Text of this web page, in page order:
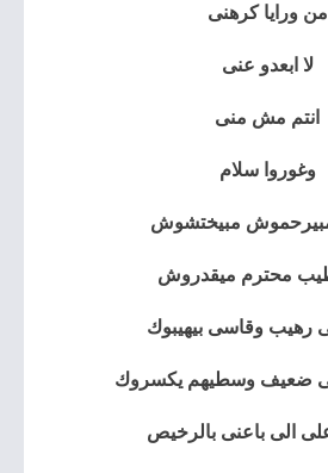
من ورايا كرهنى
لا ابعدو عنى
انتم مش منى
وغوروا سلام
مبيرحموش مبيختشوش
محترم ميقدروش
رهيب وقاسى بيهيبوك
ضعيف وسطيهم يكسروك
الى باعنى بالرخيص